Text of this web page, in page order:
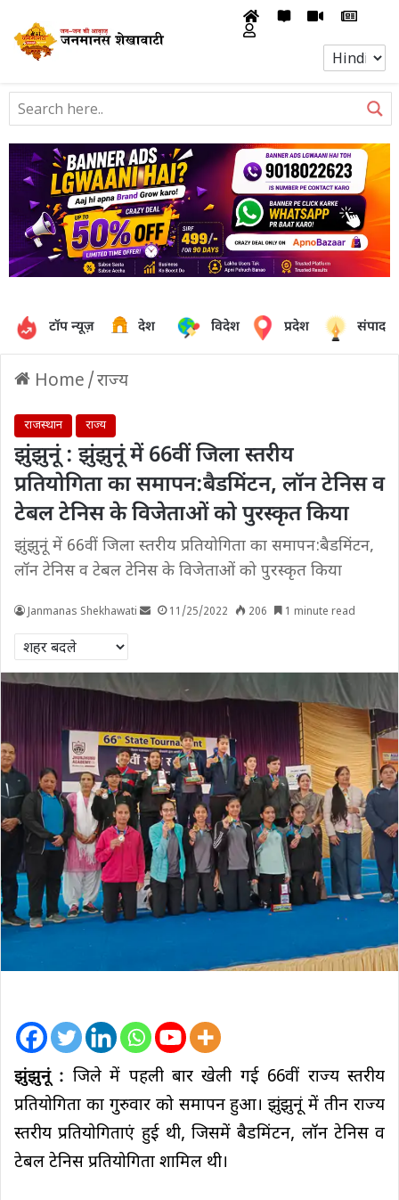
टॉप न्यूज़ देश विदेश प्रदेश
Home /राज्य
राजस्थान राज्य
झुंझुनूं : झुंझुनूं में 66वीं जिला स्तरीय
प्रतियोगिता का समापन:बैडमिंटन, लॉन टेनिस व
टेबल टेनिस के विजेताओं को पुरस्कृत किया
झुंझुनूं में 66वीं जिला स्तरीय प्रतियोगिता का समापन:बैडमिंटन,
लॉन टेनिस व टेबल टेनिस के विजेताओं को पुरस्कृत किया
Janmanas Shekhawati 11/25/2022 206 1 minute read
झुंझुनूं : जिले में पहली बार खेली गई 66वीं राज्य स्तरीय
प्रतियोगिता का गुरुवार को समापन हुआ। झुंझुनूं में तीन राज्य
स्तरीय प्रतियोगिताएं हुई थी, जिसमें बैडमिंटन, लॉन टेनिस व
टेबल टेनिस प्रतियोगिता शामिल थी।